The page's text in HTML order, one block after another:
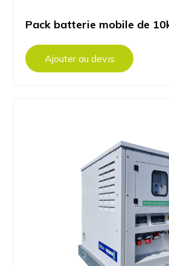
Pack batterie mobile de
Ajouter au devis